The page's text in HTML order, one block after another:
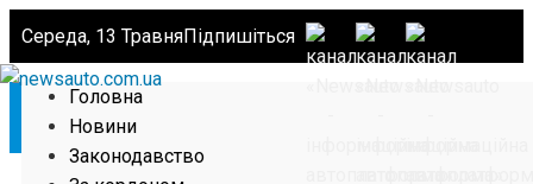
Середа, 13 ТравняПідпишіться
Головна
Новини
Законодавство